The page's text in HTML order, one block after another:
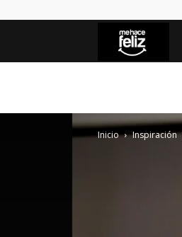
Inicio Inspiración